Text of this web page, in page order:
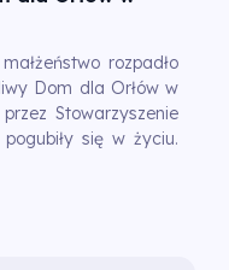
rozpadło
Dom dla Orłów w
Stowarzyszenie
się w życiu.